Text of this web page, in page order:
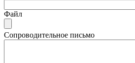
Файл
Сопроводительное письмо